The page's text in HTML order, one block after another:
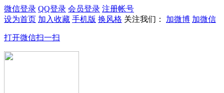
微信登录 QQ登录 会员登录 注册帐号
设为首页 加入收藏 手机版 换风格 关注我们： 加微博 加微信
打开微信扫一扫